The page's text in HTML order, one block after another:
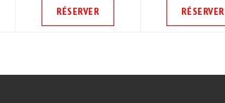
RÉSERVER RÉSERVER